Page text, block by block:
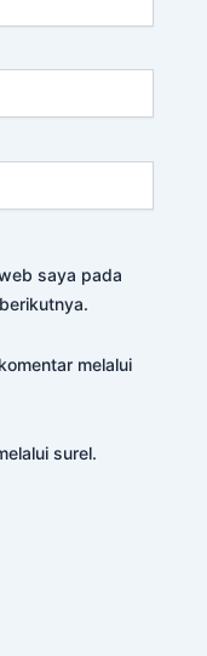
saya pada
melalui
surel.